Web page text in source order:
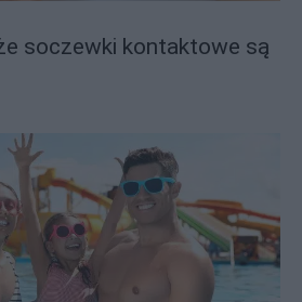
soczewki kontaktowe są